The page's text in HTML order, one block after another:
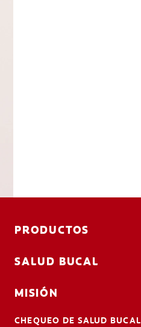
PRODUCTOS
SALUD BUCAL
MISIÓN
CHEQUEO DE SALUD BUCAL